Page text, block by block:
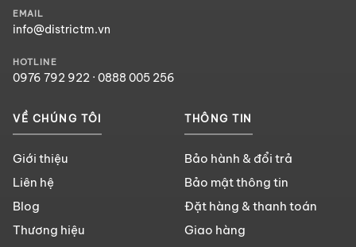
EMAIL
info@districtm.vn
HOTLINE
0976 792 922 · 0888 005 256
VỀ CHÚNG TÔI
Giới thiệu
Liên hệ
Blog
Thương hiệu
THÔNG TIN
Bảo hành & đổi trả
Bảo mật thông tin
Đặt hàng & thanh toán
Giao hàng